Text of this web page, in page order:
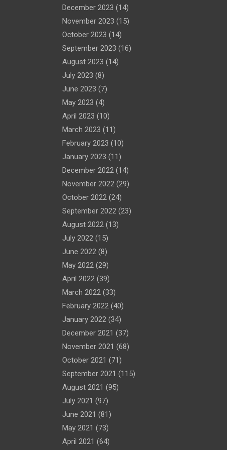
December 2023 (14)
November 2023 (15)
October 2023 (14)
September 2023 (16)
August 2023 (14)
July 2023 (8)
June 2023 (7)
May 2023 (4)
April 2023 (10)
March 2023 (11)
February 2023 (10)
January 2023 (11)
December 2022(14)
November 2022(29)
October 2022(24)
September 2022(23)
August 2022(13)
July 2022(15)
June 2022(8)
May 2022(29)
April 2022(39)
March 2022(33)
February 2022(40)
January 2022(34)
December 2021 (37)
November 2021 (68)
October 2021 (71)
September 2021 (115)
August 2021 (95)
July 2021 (97)
June 2021 (81)
May 2021 (73)
April 2021 (64)